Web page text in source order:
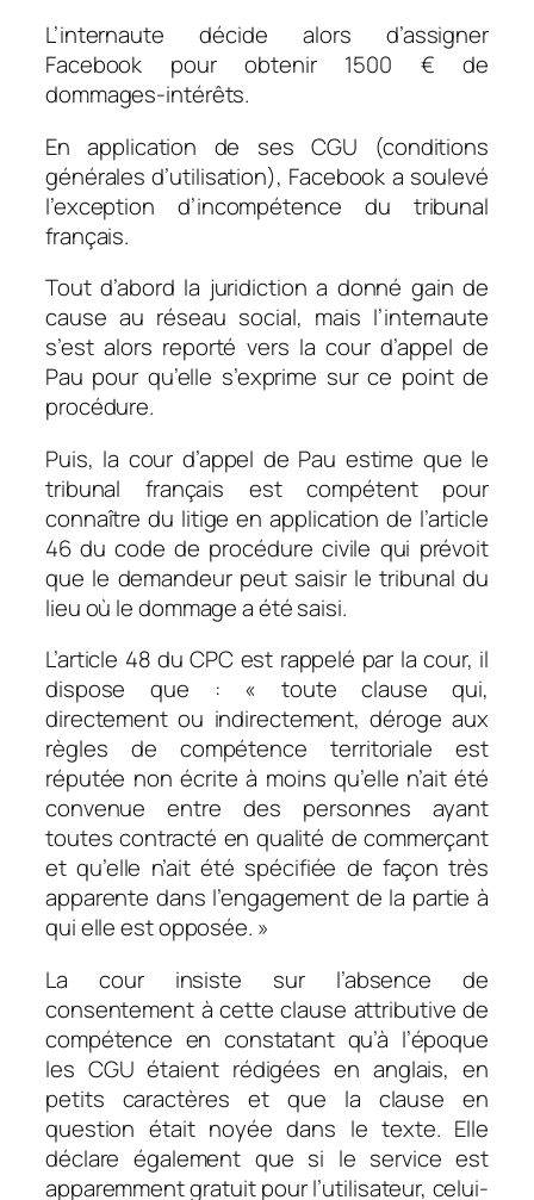
L’internaute décide alors d’assigner
Facebook pour obtenir 1500 € de
dommages-intérêts.
En application de ses CGU (conditions
générales d’utilisation), Facebook a soulevé
l’exception d’incompétence du tribunal
français.
Tout d’abord la juridiction a donné gain de
cause au réseau social, mais l’internaute
s’est alors reporté vers la cour d’appel de
Pau pour qu’elle s’exprime sur ce point de
procédure.
Puis, la cour d’appel de Pau estime que le
tribunal français est compétent pour
connaître du litige en application de l’article
46 du code de procédure civile qui prévoit
que le demandeur peut saisir le tribunal du
lieu où le dommage a été saisi.
L’article 48 du CPC est rappelé par la cour, il
dispose que : « toute clause qui,
directement ou indirectement, déroge aux
règles de compétence territoriale est
réputée non écrite à moins qu’elle n’ait été
convenue entre des personnes ayant
toutes contracté en qualité de commerçant
et qu’elle n’ait été spécifiée de façon très
apparente dans l’engagement de la partie à
qui elle est opposée. »
La cour insiste sur l’absence de
consentement à cette clause attributive de
compétence en constatant qu’à l’époque
les CGU étaient rédigées en anglais, en
petits caractères et que la clause en
question était noyée dans le texte. Elle
déclare également que si le service est
apparemment gratuit pour l’utilisateur, celui-